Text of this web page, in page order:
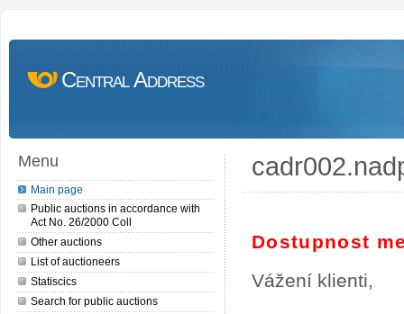
Central Address
Menu
Main page
Public auctions in accordance with
Act No. 26/2000 Coll
Other auctions
List of auctioneers
Statiscics
Search for public auctions
Dostupnost
Vážení klienti,